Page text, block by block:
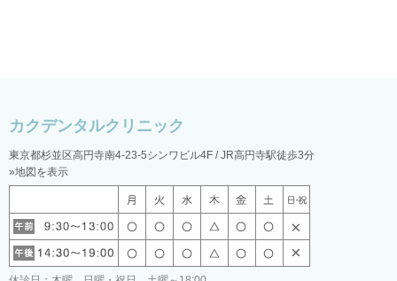
東京都杉並区高円寺南4-23-5シンワビル4F / JR高円寺駅徒歩3分
»地図を表示